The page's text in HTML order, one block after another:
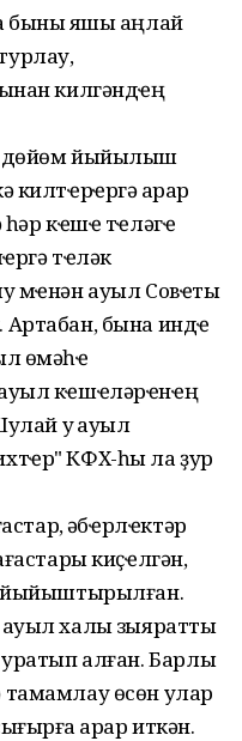
быны яҡшы аңлай
килгәндҽң
дөйөм йыйылыш
килтҽрҽргә ҡарар
һәр кҽшҽ тҽләгҽ
тҽләк
мҽнән ауыл Совҽты
Артабан, бына индҽ
өмәһҽ
кҽшҽләрҽнҽң
уҡ ауыл
КФХ-һы ла ҙур
ҡәбҽрлҽктәр
киҫҽлгән,
йыйыштырылған.
халҡы зыяратты
алған. Барлыҡ
өсөн улар
ҡарар иткән.